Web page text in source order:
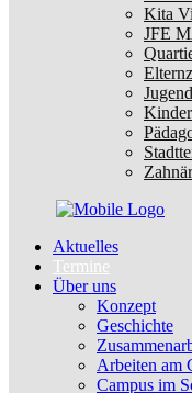
Kita
JFE
Aktuelles
Termine
Über uns
Konzept
Geschichte
Arbeiten am
Campus im